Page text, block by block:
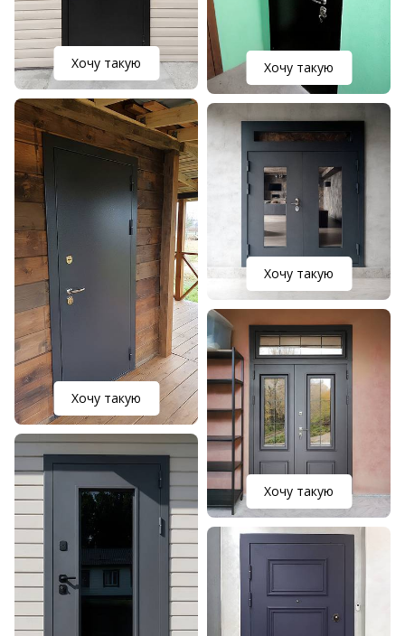
Хочу такую
Хочу такую
Хочу такую
Хочу такую
Хочу такую